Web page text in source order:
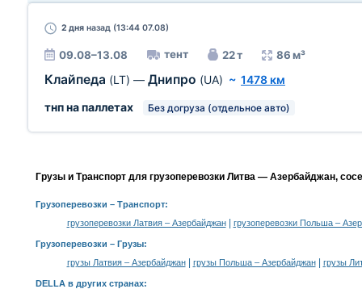
2 дня назад (13:44 07.08)
09.08–13.08 тент 22 т 86 м³
Клайпеда (LT) — Днипро (UA) ~ 1478 км
тнп на паллетах
Без догруза (отдельное авто)
Грузы и Транспорт для грузоперевозки Литва — Азербайджан,
Грузоперевозки – Транспорт:
грузоперевозки Латвия – Азербайджан| грузоперевозки Польша –
Грузоперевозки – Грузы:
грузы Латвия – Азербайджан| грузы Польша – Азербайджан| грузы
DELLA в других странах: